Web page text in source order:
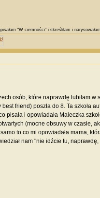
"W ciemności" i skreśliłam i
osób, które naprawdę lubiłam
friend) poszła do 8. Ta szkoła
i opowiadała Maieczka
(mocne obsuwy w czasie,
to co mi opowiadała mama,
nam "nie idźcie tu,